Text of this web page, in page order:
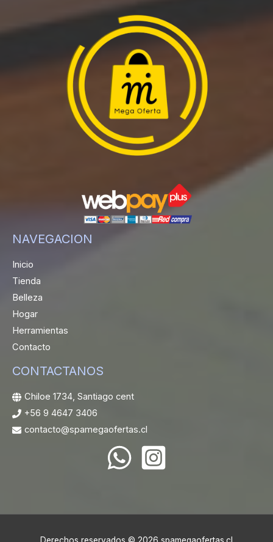
NAVEGACION
Inicio
Tienda
Belleza
Hogar
Herramientas
Contacto
CONTACTANOS
Chiloe 1734, Santiago cent
+56 9 4647 3406
contacto@spamegaofertas.cl